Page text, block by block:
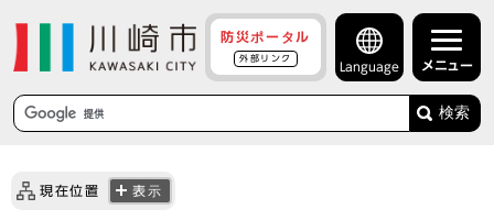
防災ポータル
外部リンク
Language メニュー
検索
現在位置 表示